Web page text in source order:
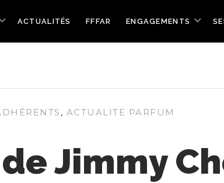
ACTUALITÉS FFFAR ENGAGEMENTS
, ACTUALITE PARFUM
Jimmy